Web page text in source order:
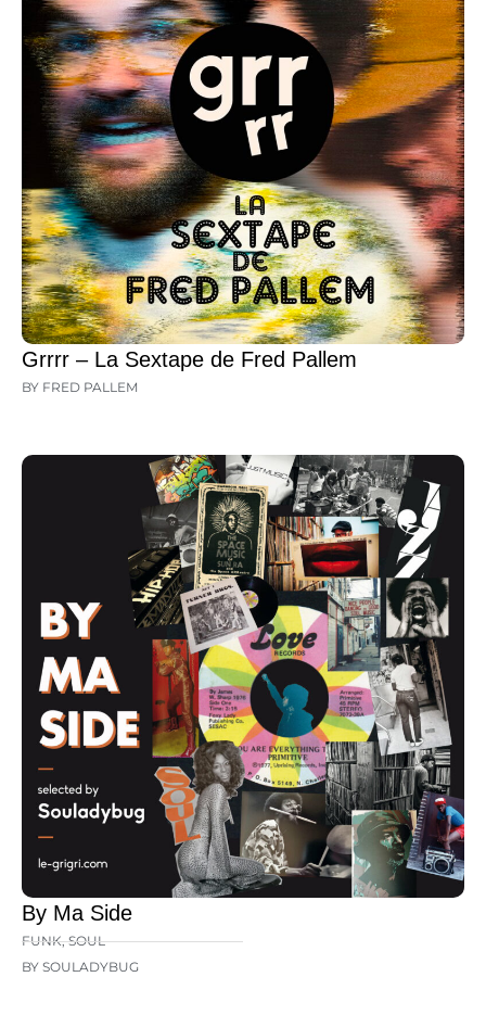
Grrrr – La Sextape de Fred Pallem
BY FRED PALLEM
By Ma Side
FUNK,SOUL
BY SOULADYBUG